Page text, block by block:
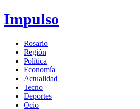
Impulso
Rosario
Región
Política
Economía
Actualidad
Tecno
Deportes
Ocio